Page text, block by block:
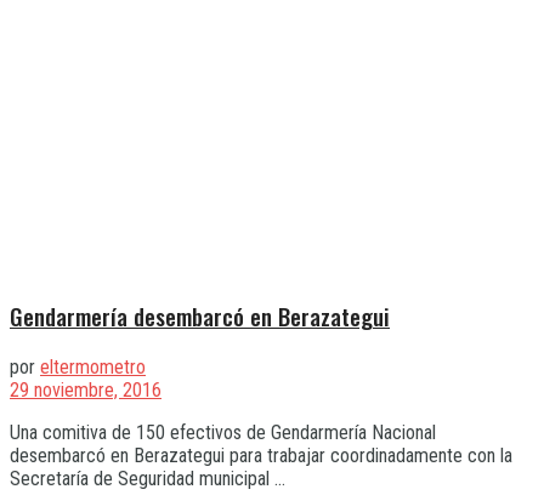
Gendarmería desembarcó en Berazategui
por eltermometro
29 noviembre, 2016
Una comitiva de 150 efectivos de Gendarmería Nacional
desembarcó en Berazategui para trabajar coordinadamente con la
Secretaría de Seguridad municipal ...